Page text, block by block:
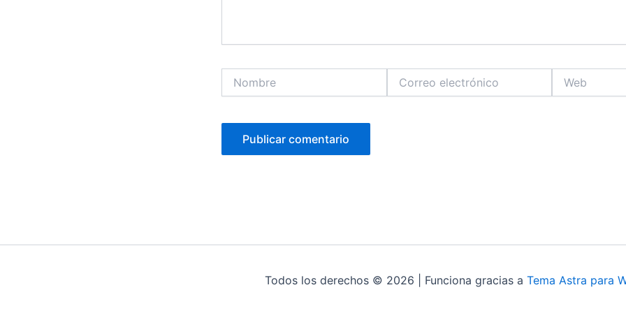
electrónico
Todos los derechos © 2026 | Funciona gracias a Tema Astra para